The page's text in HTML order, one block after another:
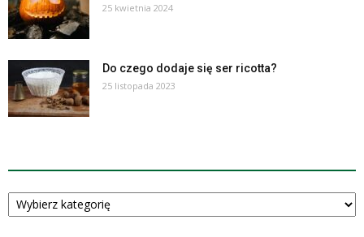
25 kwietnia 2024
Do czego dodaje się ser ricotta?
25 listopada 2023
Kategorie